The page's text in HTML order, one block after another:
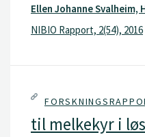
Ellen Johanne Svalheim,
NIBIO Rapport, 2(54), 2016
til melkekyr i